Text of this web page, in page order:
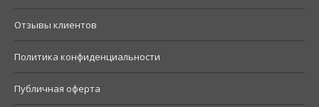
Отзывы клиентов
Политика конфиденциальности
Публичная оферта